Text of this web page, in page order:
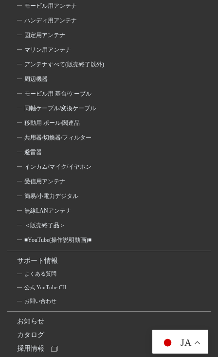
モービル用アンテナ
ハンディ用アンテナ
固定用アンテナ
マリン用アンテナ
アンテナすべて(販売終了以外)
周辺機器
モービル用 基台/ケーブル
同軸ケーブル/変換ケーブル
移動用 ポール/関連品
共用器/切換器/フィルター
避雷器
インカム/マイク/イヤホン
受信用アンテナ
簡易/小電力デジタル
無線LANアンテナ
＜販売終了品＞
■YouTube(操作説明動画)■
サポート情報
よくある質問
公式 YouTube CH
お問い合わせ
お知らせ
カタログ
採用情報
JA